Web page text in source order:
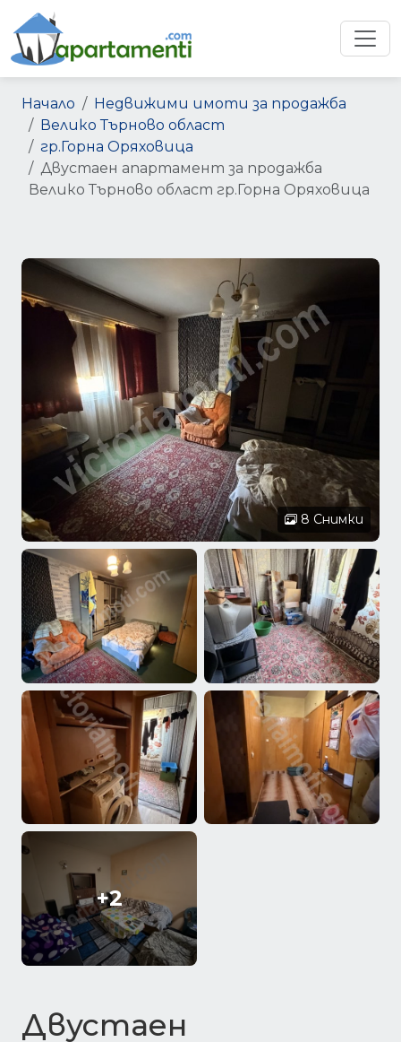
Начало
Недвижими имоти за продажба
Велико Търново област
гр.Горна Оряховица
Двустаен апартамент за продажба
Велико Търново област гр.Горна Оряховица
8 Снимки
+2
Двустаен